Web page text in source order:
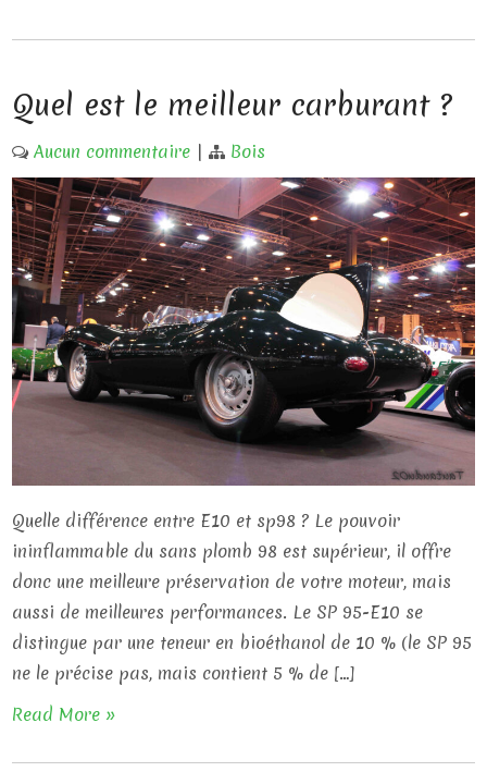
Quel est le meilleur carburant ?
Aucun commentaire | Bois
Quelle différence entre E10 et sp98 ? Le pouvoir
ininflammable du sans plomb 98 est supérieur, il offre
donc une meilleure préservation de votre moteur, mais
aussi de meilleures performances. Le SP 95-E10 se
distingue par une teneur en bioéthanol de 10 % (le SP 95
ne le précise pas, mais contient 5 % de […]
Read More »